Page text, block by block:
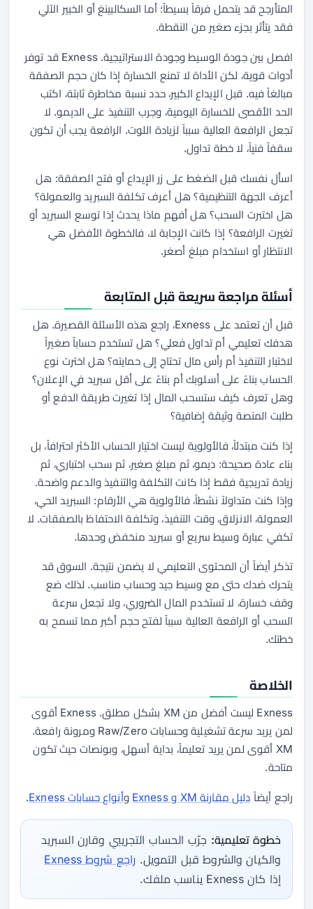
المتأرجح قد يتحمل فرقاً بسيطاً؛ أما السكالبينغ أو الخبير الآلي
فقد يتأثر بجزء صغير من النقطة.
افصل بين جودة الوسيط وجودة الاستراتيجية. Exness قد توفر
أدوات قوية، لكن الأداة لا تمنع الخسارة إذا كان حجم الصفقة
مبالغاً فيه. قبل الإيداع الكبير، حدد نسبة مخاطرة ثابتة، اكتب
الحد الأقصى للخسارة اليومية، وجرب التنفيذ على الديمو. لا
تجعل الرافعة العالية سبباً لزيادة اللوت. الرافعة يجب أن تكون
سقفاً فنياً، لا خطة تداول.
اسأل نفسك قبل الضغط على زر الإيداع أو فتح الصفقة: هل
أعرف الجهة التنظيمية؟ هل أعرف تكلفة السبريد والعمولة؟
هل اختبرت السحب؟ هل أفهم ماذا يحدث إذا توسع السبريد أو
تغيرت الرافعة؟ إذا كانت الإجابة لا، فالخطوة الأفضل هي
الانتظار أو استخدام مبلغ أصغر.
أسئلة مراجعة سريعة قبل المتابعة
قبل أن تعتمد على Exness، راجع هذه الأسئلة القصيرة. هل
هدفك تعليمي أم تداول فعلي؟ هل تستخدم حساباً صغيراً
لاختبار التنفيذ أم رأس مال تحتاج إلى حمايته؟ هل اخترت نوع
الحساب بناءً على أسلوبك أم بناءً على أقل سبريد في الإعلان؟
وهل تعرف كيف ستسحب المال إذا تغيرت طريقة الدفع أو
طلبت المنصة وثيقة إضافية؟
إذا كنت مبتدئاً، فالأولوية ليست اختيار الحساب الأكثر احترافاً، بل
بناء عادة صحيحة: ديمو، ثم مبلغ صغير، ثم سحب اختباري، ثم
زيادة تدريجية فقط إذا كانت التكلفة والتنفيذ والدعم واضحة.
وإذا كنت متداولاً نشطاً، فالأولوية هي الأرقام: السبريد الحي،
العمولة، الانزلاق، وقت التنفيذ، وتكلفة الاحتفاظ بالصفقات. لا
تكفي عبارة وسيط سريع أو سبريد منخفض وحدها.
تذكر أيضاً أن المحتوى التعليمي لا يضمن نتيجة. السوق قد
يتحرك ضدك حتى مع وسيط جيد وحساب مناسب. لذلك ضع
وقف خسارة، لا تستخدم المال الضروري، ولا تجعل سرعة
السحب أو الرافعة العالية سبباً لفتح حجم أكبر مما تسمح به
خطتك.
الخلاصة
Exness ليست أفضل من XM بشكل مطلق. Exness أقوى
لمن يريد سرعة تشغيلية وحسابات Raw/Zero ومرونة رافعة.
XM أقوى لمن يريد تعليماً، بداية أسهل، وبونصات حيث تكون
متاحة.
راجع أيضاً دليل مقارنة XM و Exness وأنواع حسابات Exness .
خطوة تعليمية: جرّب الحساب التجريبي وقارن السبريد
والكيان والشروط قبل التمويل. راجع شروط Exness
إذا كان Exness يناسب ملفك.